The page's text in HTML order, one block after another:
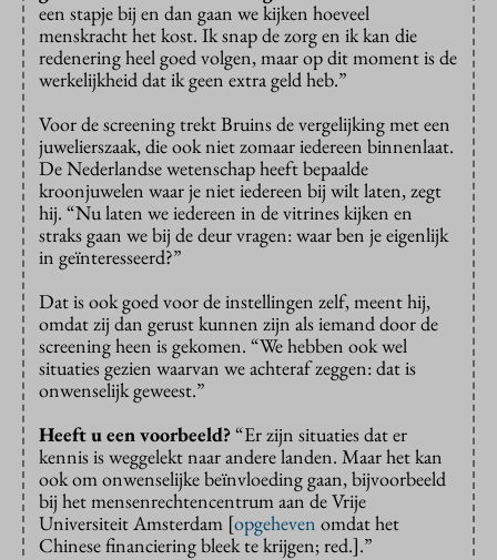
een stapje bij en dan gaan we kijken hoeveel
menskracht het kost. Ik snap de zorg en ik kan die
redenering heel goed volgen, maar op dit moment is de
werkelijkheid dat ik geen extra geld heb.”
Voor de screening trekt Bruins de vergelijking met een
juwelierszaak, die ook niet zomaar iedereen binnenlaat.
De Nederlandse wetenschap heeft bepaalde
kroonjuwelen waar je niet iedereen bij wilt laten, zegt
hij. “Nu laten we iedereen in de vitrines kijken en
straks gaan we bij de deur vragen: waar ben je eigenlijk
in geïnteresseerd?”
Dat is ook goed voor de instellingen zelf, meent hij,
omdat zij dan gerust kunnen zijn als iemand door de
screening heen is gekomen. “We hebben ook wel
situaties gezien waarvan we achteraf zeggen: dat is
onwenselijk geweest.”
Heeft u een voorbeeld?“Er zijn situaties dat er
kennis is weggelekt naar andere landen. Maar het kan
ook om onwenselijke beïnvloeding gaan, bijvoorbeeld
bij het mensenrechtencentrum aan de Vrije
Universiteit Amsterdam [opgeheven omdat het
Chinese financiering bleek te krijgen; red.].”